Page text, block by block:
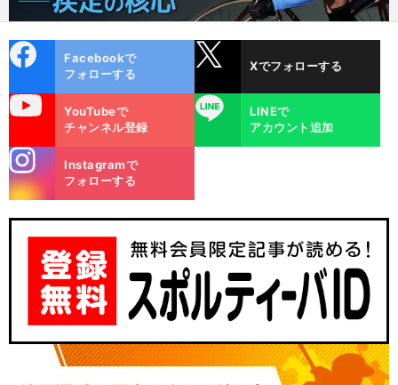
ok
Facebookで
フォローする
Xでフォローする
YouTubeで
チャンネル登録
LINE
LINEで
アカウント追加
m
Instagramで
フォローする